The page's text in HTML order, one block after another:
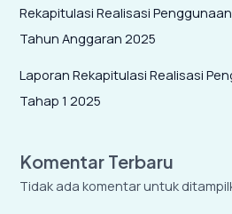
Rekapitulasi Realisasi
Tahun Anggaran 2025
Laporan Rekapitulasi Realisasi
Tahap 1 2025
Komentar Terbaru
Tidak ada komentar untuk